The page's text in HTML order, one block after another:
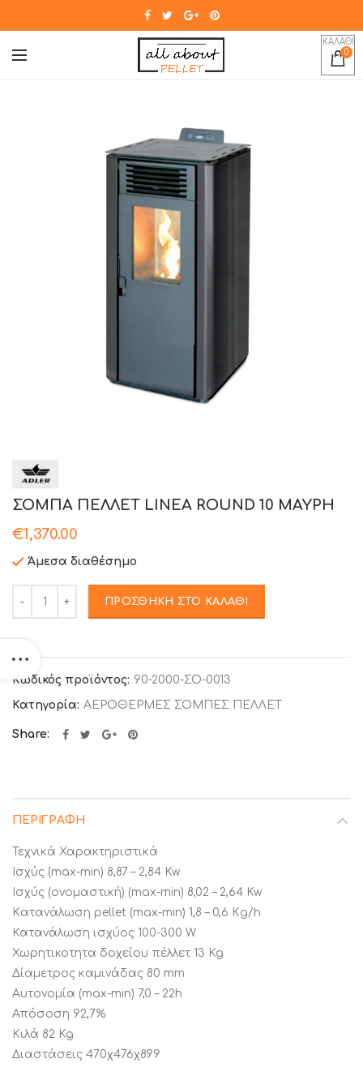
ΚΑΛΑΘΙ
0
ΣΟΜΠΑ ΠΕΛΛΕΤ LINEA ROUND 10 ΜΑΥΡΗ
€1,370.00
Άμεσα διαθέσημο
ΠΡΟΣΘΉΚΗ ΣΤΟ ΚΑΛΆΘΙ
Κωδικός προϊόντος: 90-2000-ΣΟ-0013
Κατηγορία: ΑΕΡΟΘΕΡΜΕΣ ΣΟΜΠΕΣ ΠΕΛΛΕΤ
Share
ΠΕΡΙΓΡΑΦΉ
Τεχνικά Χαρακτηριστικά
Iσχύς (max-min) 8,87 – 2,84 Kw
Iσχύς (ονομαστική) (max-min) 8,02 – 2,64 Kw
Kατανάλωση pellet (max-min) 1,8 – 0,6 Κg/h
Κατανάλωση ισχύος 100-300 W
Χωρητικοτητα δοχείου πέλλετ 13 Kg
Δίαμετρος καμινάδας 80 mm
Αυτονομία (max-min) 7,0 – 22h
Απόσοση 92,7%
Κιλά 82 Kg
Διαστάσεις 470χ476χ899